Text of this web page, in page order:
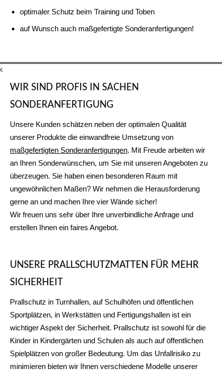
optimaler Schutz beim Training und Toben
auf Wunsch auch maßgefertigte Sonderanfertigungen!
Mithilfe des eingenähten Klettbands lässt sich die Matte sicher und
stabil an der Wand befestigen.
Unsere Prallschutzmatten sind sowohl für den Innen- als auch für
den Außenbereich geeignet.
Wir kleiden die Wände Ihrer Turnhalle aus - für mehr Sicherheit und
Freude beim Trainieren.
Um das Unfallrisiko zu minimieren bieten wir Ihnen verschiedene
Modelle unserer Prallschutzmatten an.
Wussten Sie, dass wir auch Sondermaße anfertigen? Wir verkleiden
nicht nur Wände sondern beispielsweise auch Säulen und
WIR SIND PROFIS IN SACHEN
SONDERANFERTIGUNG
Unsere Kunden schätzen neben der optimalen Qualität
unserer Produkte die einwandfreie Umsetzung von
maßgefertigten Sonderanfertigungen. Mit Freude arbeiten wir
an Ihren Sonderwünschen, um Sie mit unseren Angeboten zu
überzeugen. Sie haben einen besonderen Raum mit
ungewöhnlichen Maßen? Wir nehmen die Herausforderung
gerne an und machen Ihre vier Wände sicher!
Wir freuen uns sehr über Ihre unverbindliche Anfrage und
erstellen Ihnen ein faires Angebot.
UNSERE PRALLSCHUTZMATTEN FÜR MEHR
SICHERHEIT
Prallschutz in Turnhallen, auf Schulhöfen und öffentlichen
Sportplätzen, in Werkstätten und Fertigungshallen ist ein
wichtiger Aspekt der Sicherheit. Prallschutz ist sowohl für die
Kinder in Kindergärten und Schulen als auch auf öffentlichen
Spielplätzen von großer Bedeutung. Um das Unfallrisiko zu
minimieren bieten wir Ihnen verschiedene Modelle unserer